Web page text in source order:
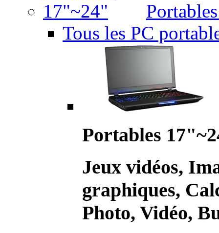
Tous les PC
Portables
Jeux vidéos,
graphiques,
Photo, Vidéo,